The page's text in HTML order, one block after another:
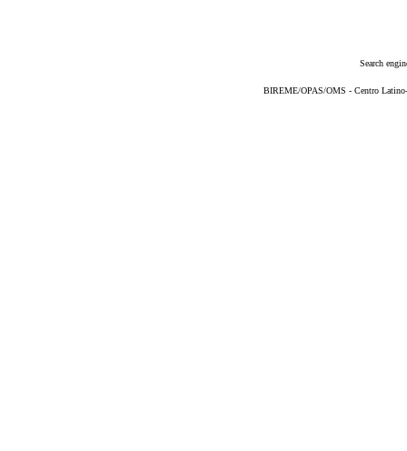
Search
BIREME/OPAS/OMS - Centro Latino-